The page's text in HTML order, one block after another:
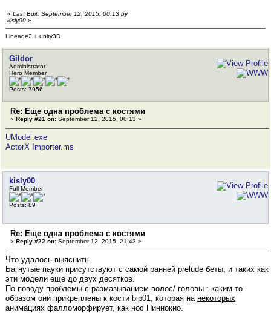
« Last Edit: September 12, 2015, 00:13 by
kisly00 »
Lineage2 + unity3D
Gildor
Administrator
Hero Member
Posts: 7956
Re: Еще одна проблема с костями
« Reply #21 on: September 12, 2015, 00:13 »
UModel.exe
ActorX Importer.ms
kisly00
Full Member
Posts: 89
Re: Еще одна проблема с костями
« Reply #22 on: September 12, 2015, 21:43 »
Что удалось выяснить.
Багнутые пауки присутствуют с самой ранней prelude беты, и таких как
эти модели еще до двух десятков.
По поводу проблемы с размазыванием волос/ головы : каким-то
образом они прикреплены к кости bip01, которая на некоторых
анимациях фалломорфирует, как нос Пиннокио.